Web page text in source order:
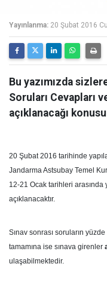
Yayınlanma: 20 Şubat 2016
Bu yazımızda
Soruları Cevapları
açıklanacağı
20 Şubat 2016 tarihinde
Jandarma Astsubay Temel
12-21 Ocak tarihleri arasında
açıklanacaktır.
Sınav sonrası soruların
tamamına ise sınava girenler
ulaşabilmektedir.